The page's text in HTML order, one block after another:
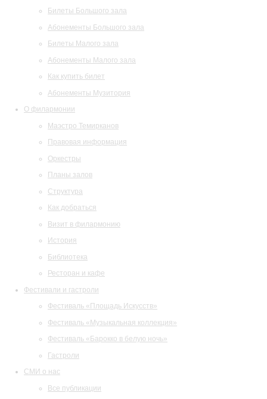
Билеты Большого зала
Абонементы Большого зала
Билеты Малого зала
Абонементы Малого зала
Как купить билет
Абонементы Музитория
О филармонии
Маэстро Темирканов
Правовая информация
Оркестры
Планы залов
Структура
Как добраться
Визит в филармонию
История
Библиотека
Ресторан и кафе
Фестивали и гастроли
Фестиваль «Площадь Искусств»
Фестиваль «Музыкальная коллекция»
Фестиваль «Барокко в белую ночь»
Гастроли
СМИ о нас
Все публикации